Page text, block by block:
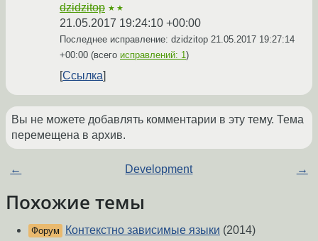
dzidzitop ★★
21.05.2017 19:24:10 +00:00
Последнее исправление: dzidzitop 21.05.2017 19:27:14
+00:00 (всего исправлений: 1)
Ссылка
Вы не можете добавлять комментарии в эту тему. Тема
перемещена в архив.
← Development →
Похожие темы
Форум Контекстно зависимые языки (2014)